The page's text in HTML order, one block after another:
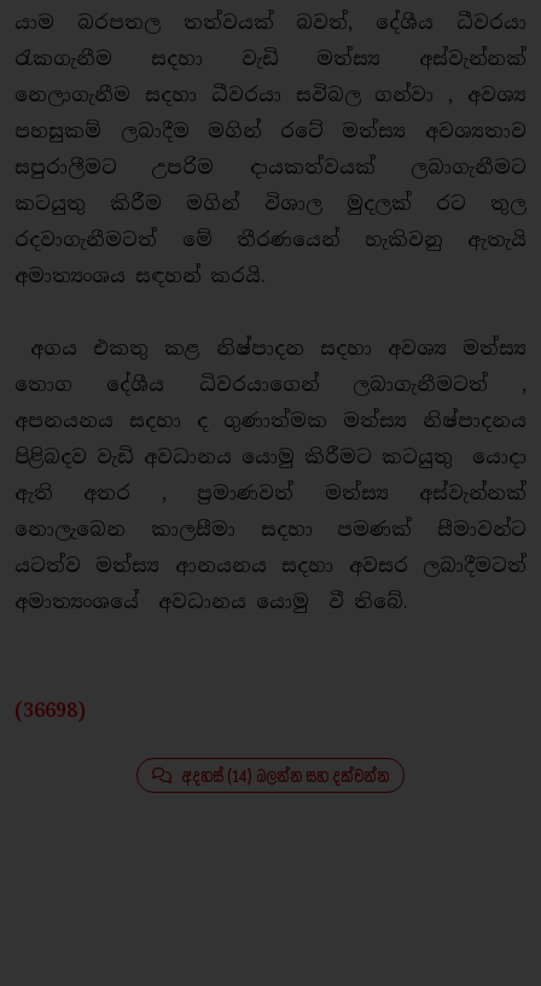
යාම බරපතල තත්වයක් බවත්, දේශීය ධීවරයා
රැකගැනීම සදහා වැඩි මත්ස්‍ය අස්වැන්නක්
නෙලාගැනීම සදහා ධීවරයා සවිබල ගන්වා , අවශ්‍ය
පහසුකම් ලබාදීම මගින් රටේ මත්ස්‍ය අවශ්‍යතාව
සපුරාලීමට උපරිම දායකත්වයක් ලබාගැනීමට
කටයුතු කිරීම මගින් විශාල මුදලක් රට තුල
රදවාගැනීමටත් මේ තීරණයෙන් හැකිවනු ඇතැයි
අමාත්‍යංශය සඳහන් කරයි.
අගය එකතු කළ නිෂ්පාදන සදහා අවශ්‍ය මත්ස්‍ය
තොග දේශීය ධිවරයාගෙන් ලබාගැනීමටත් ,
අපනයනය සදහා ද ගුණාත්මක මත්ස්‍ය නිෂ්පාදනය
පිළිබදව වැඩි අවධානය යොමු කිරීමට කටයුතු යොදා
ඇති අතර , ප්‍රමාණවත් මත්ස්‍ය අස්වැන්නක්
නොලැබෙන කාලසීමා සදහා පමණක් සීමාවන්ට
යටත්ව මත්ස්‍ය ආනයනය සදහා අවසර ලබාදීමටත්
අමාත්‍යංශයේ අවධානය යොමු වී තිබේ.
(36698)
අදහස් (14) බලන්න සහ දක්වන්න